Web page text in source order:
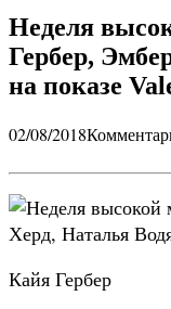
Неделя
Гербер,
на показе
02/08/2018
Кайя Гербер